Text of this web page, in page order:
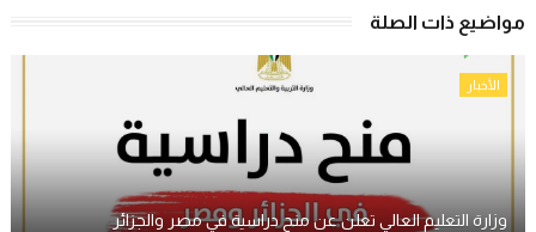
مواضيع ذات الصلة
الأخبار
وزارة التعليم العالي تعلن عن منح دراسية في مصر والجزائر